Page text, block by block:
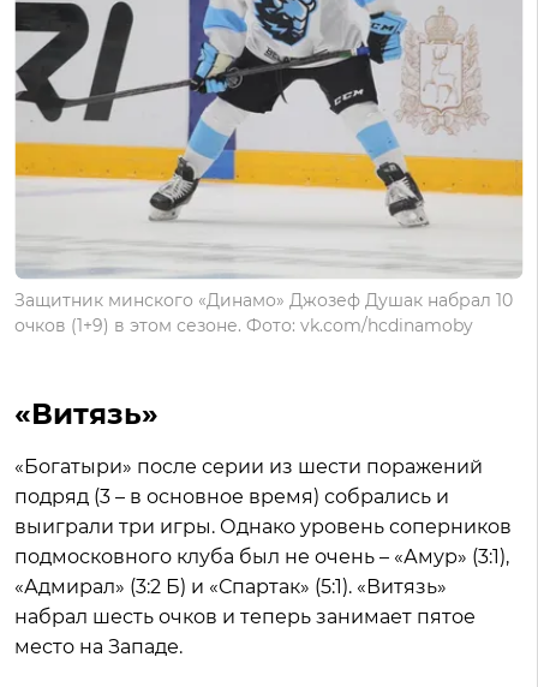
Защитник минского «Динамо» Джозеф Душак набрал 10
очков (1+9) в этом сезоне. Фото: vk.com/hcdinamoby
«Витязь»
«Богатыри» после серии из шести поражений
подряд (3 – в основное время) собрались и
выиграли три игры. Однако уровень соперников
подмосковного клуба был не очень – «Амур» (3:1),
«Адмирал» (3:2 Б) и «Спартак» (5:1). «Витязь»
набрал шесть очков и теперь занимает пятое
место на Западе.